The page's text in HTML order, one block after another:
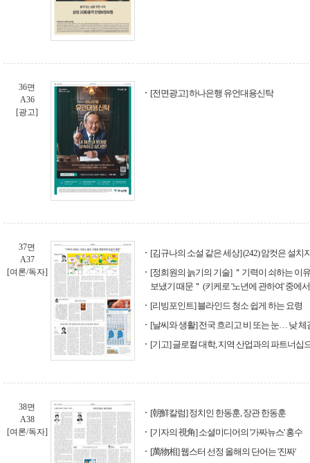
36면
A36
[광고]
[전면광고] 하나은행 유언대용신탁
37면
A37
[여론/독자]
[김규나의 소설 같은 세상] (242) 암컷은 설치
[정희원의 늙기의 기술] ＂기력이 쇠하는 이
보냈기 때문＂ (키케로 '노년에 관하여' 중에
[리빙포인트] 블라인드 청소 쉽게 하는 요령
[날씨와 생활] 전국 흐리고 비 또는 눈… 낮 체
[기고] 글로컬 대학, 지역 산업과의 파트너십
38면
A38
[여론/독자]
[朝鮮칼럼] 정치인 한동훈, 장관 한동훈
[기자의 視角] 소셜미디어의 '가짜뉴스' 홍수
[萬物相] 웹스터 선정 올해의 단어는 '진짜'